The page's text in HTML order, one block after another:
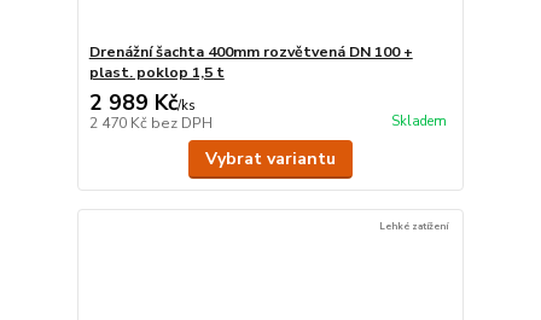
Drenážní šachta 400mm rozvětvená DN 100 +
plast. poklop 1,5 t
2 989 Kč/ks
2 470 Kč bez DPH Skladem
Vybrat variantu
Lehké zatížení